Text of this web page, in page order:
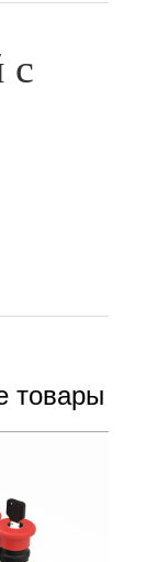
с
товары